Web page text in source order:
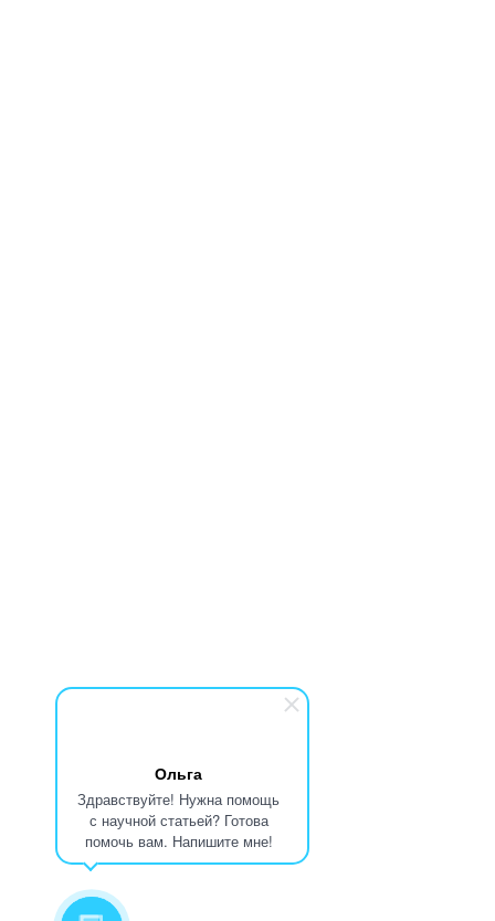
Ольга
Здравствуйте! Нужна помощь
с научной статьей? Готова
помочь вам. Напишите мне!